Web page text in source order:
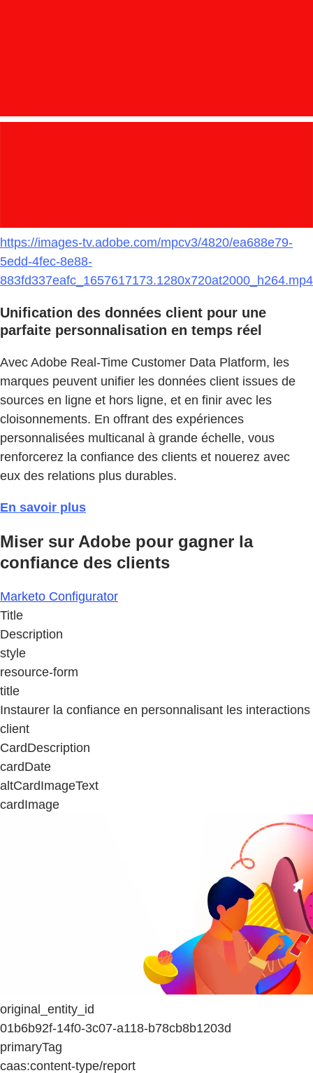
https://images-tv.adobe.com/mpcv3/4820/ea688e79-
5edd-4fec-8e88-
883fd337eafc_1657617173.1280x720at2000_h264.mp4
Unification des données client pour une
parfaite personnalisation en temps réel
Avec Adobe Real-Time Customer Data Platform, les
marques peuvent unifier les données client issues de
sources en ligne et hors ligne, et en finir avec les
cloisonnements. En offrant des expériences
personnalisées multicanal à grande échelle, vous
renforcerez la confiance des clients et nouerez avec
eux des relations plus durables.
En savoir plus
Miser sur Adobe pour gagner la
confiance des clients
Marketo Configurator
Title
Description
style
resource-form
title
Instaurer la confiance en personnalisant les interactions
client
CardDescription
cardDate
altCardImageText
cardImage
original_entity_id
01b6b92f-14f0-3c07-a118-b78cb8b1203d
primaryTag
caas:content-type/report